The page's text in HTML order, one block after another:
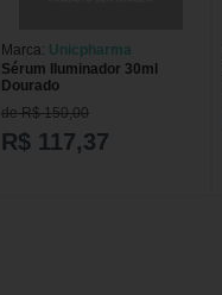
Marca: Unicpharma
Sérum Iluminador 30ml
Dourado
de R$ 150,00
R$ 117,37